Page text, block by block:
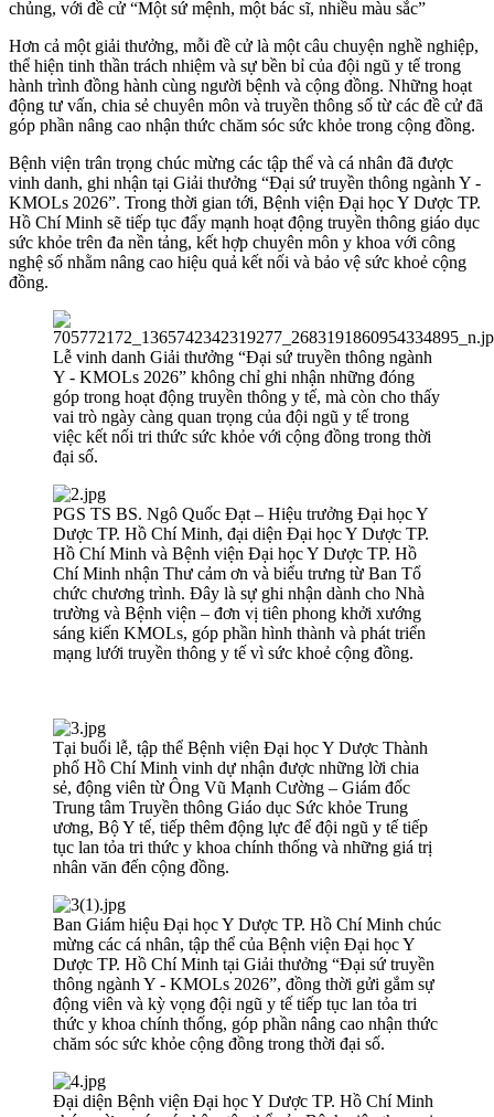
chủng, với đề cử “Một sứ mệnh, một bác sĩ, nhiều màu sắc”
Hơn cả một giải thưởng, mỗi đề cử là một câu chuyện nghề nghiệp,
thể hiện tinh thần trách nhiệm và sự bền bỉ của đội ngũ y tế trong
hành trình đồng hành cùng người bệnh và cộng đồng. Những hoạt
động tư vấn, chia sẻ chuyên môn và truyền thông số từ các đề cử đã
góp phần nâng cao nhận thức chăm sóc sức khỏe trong cộng đồng.
Bệnh viện trân trọng chúc mừng các tập thể và cá nhân đã được
vinh danh, ghi nhận tại Giải thưởng “Đại sứ truyền thông ngành Y -
KMOLs 2026”. Trong thời gian tới, Bệnh viện Đại học Y Dược TP.
Hồ Chí Minh sẽ tiếp tục đẩy mạnh hoạt động truyền thông giáo dục
sức khỏe trên đa nền tảng, kết hợp chuyên môn y khoa với công
nghệ số nhằm nâng cao hiệu quả kết nối và bảo vệ sức khoẻ cộng
đồng.
Lễ vinh danh Giải thưởng “Đại sứ truyền thông ngành
Y - KMOLs 2026” không chỉ ghi nhận những đóng
góp trong hoạt động truyền thông y tế, mà còn cho thấy
vai trò ngày càng quan trọng của đội ngũ y tế trong
việc kết nối tri thức sức khỏe với cộng đồng trong thời
đại số.
PGS TS BS. Ngô Quốc Đạt – Hiệu trưởng Đại học Y
Dược TP. Hồ Chí Minh, đại diện Đại học Y Dược TP.
Hồ Chí Minh và Bệnh viện Đại học Y Dược TP. Hồ
Chí Minh nhận Thư cảm ơn và biểu trưng từ Ban Tổ
chức chương trình. Đây là sự ghi nhận dành cho Nhà
trường và Bệnh viện – đơn vị tiên phong khởi xướng
sáng kiến KMOLs, góp phần hình thành và phát triển
mạng lưới truyền thông y tế vì sức khoẻ cộng đồng.
Tại buổi lễ, tập thể Bệnh viện Đại học Y Dược Thành
phố Hồ Chí Minh vinh dự nhận được những lời chia
sẻ, động viên từ Ông Vũ Mạnh Cường – Giám đốc
Trung tâm Truyền thông Giáo dục Sức khỏe Trung
ương, Bộ Y tế, tiếp thêm động lực để đội ngũ y tế tiếp
tục lan tỏa tri thức y khoa chính thống và những giá trị
nhân văn đến cộng đồng.
Ban Giám hiệu Đại học Y Dược TP. Hồ Chí Minh chúc
mừng các cá nhân, tập thể của Bệnh viện Đại học Y
Dược TP. Hồ Chí Minh tại Giải thưởng “Đại sứ truyền
thông ngành Y - KMOLs 2026”, đồng thời gửi gắm sự
động viên và kỳ vọng đội ngũ y tế tiếp tục lan tỏa tri
thức y khoa chính thống, góp phần nâng cao nhận thức
chăm sóc sức khỏe cộng đồng trong thời đại số.
Đại diện Bệnh viện Đại học Y Dược TP. Hồ Chí Minh